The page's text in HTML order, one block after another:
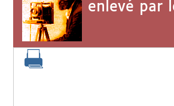
enlevé par